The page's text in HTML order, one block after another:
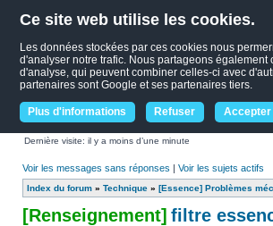
Ce site web utilise les cookies.
Les données stockées par ces cookies nous
d'analyser notre trafic. Nous partageons
d'analyse, qui peuvent combiner celles-ci avec
partenaires sont Google et ses partenaires tiers.
Plus d'informations Refuser Accepter
Dernière visite: il y a moins d’une minute
Voir les messages sans réponses | Voir les sujets actifs
Index du forum » Technique » [Essence] Problèmes
[Renseignement] filtre